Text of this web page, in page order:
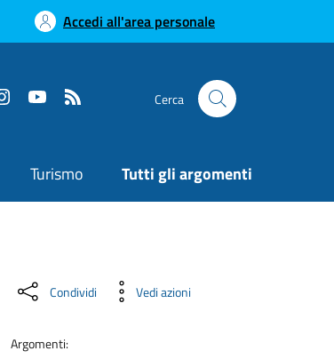
Accedi all'area personale
Cerca
Turismo Tutti gli argomenti
Condividi Vedi azioni
Argomenti: